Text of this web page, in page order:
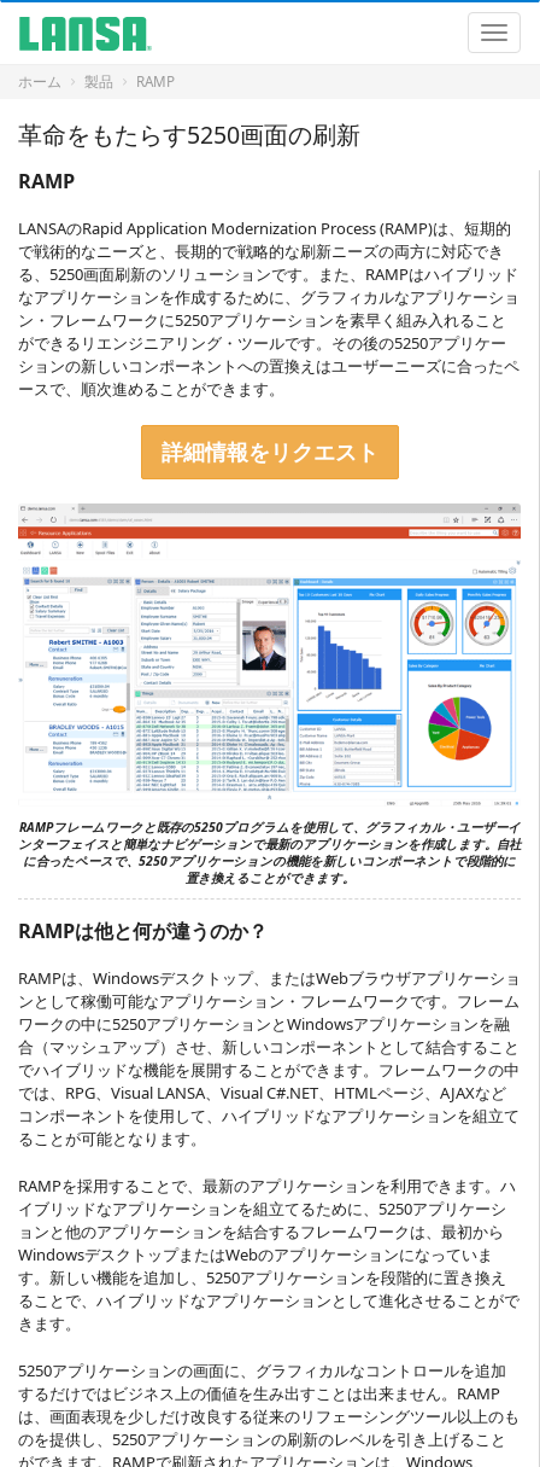
ナ
ナ
ビ
ホーム 製品 RAMP
革命をもたらす5250画面の刷新
RAMP
LANSAのRapid Application Modernization Process (RAMP)は、短期的
で戦術的なニーズと、長期的で戦略的な刷新ニーズの両方に対応でき
る、5250画面刷新のソリューションです。また、RAMPはハイブリッド
なアプリケーションを作成するために、グラフィカルなアプリケーショ
ン・フレームワークに5250アプリケーションを素早く組み入れること
ができるリエンジニアリング・ツールです。その後の5250アプリケー
ションの新しいコンポーネントへの置換えはユーザーニーズに合ったペ
ースで、順次進めることができます。
詳細情報をリクエスト
RAMPフレームワークと既存の5250プログラムを使用して、グラフィカル・ユーザーイ
ンターフェイスと簡単なナビゲーションで最新のアプリケーションを作成します。自社
に合ったペースで、5250アプリケーションの機能を新しいコンポーネントで段階的に
置き換えることができます。
RAMPは他と何が違うのか？
RAMPは、Windowsデスクトップ、またはWebブラウザアプリケーショ
ンとして稼働可能なアプリケーション・フレームワークです。フレーム
ワークの中に5250アプリケーションとWindowsアプリケーションを融
合（マッシュアップ）させ、新しいコンポーネントとして結合すること
でハイブリッドな機能を展開することができます。フレームワークの中
では、RPG、Visual LANSA、Visual C#.NET、HTMLページ、AJAXなど
コンポーネントを使用して、ハイブリッドなアプリケーションを組立て
ることが可能となります。
RAMPを採用することで、最新のアプリケーションを利用できます。ハ
イブリッドなアプリケーションを組立てるために、5250アプリケーシ
ョンと他のアプリケーションを結合するフレームワークは、最初から
WindowsデスクトップまたはWebのアプリケーションになっていま
す。新しい機能を追加し、5250アプリケーションを段階的に置き換え
ることで、ハイブリッドなアプリケーションとして進化させることがで
きます。
5250アプリケーションの画面に、グラフィカルなコントロールを追加
するだけではビジネス上の価値を生み出すことは出来ません。RAMP
は、画面表現を少しだけ改良する従来のリフェーシングツール以上のも
のを提供し、5250アプリケーションの刷新のレベルを引き上げること
ができます。RAMPで刷新されたアプリケーションは、Windows、